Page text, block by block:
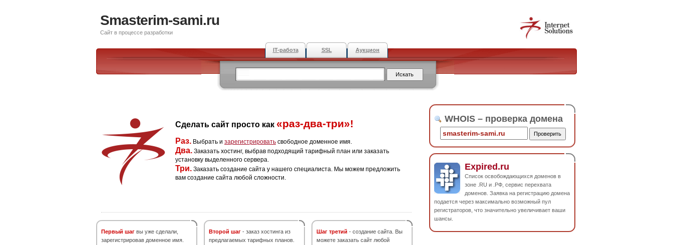
Smasterim-sami.ru
Сайт в процессе разработки
IT-работа SSL Аукцион
Сделать сайт просто как «раз-два-три»!
Раз. Выбрать и зарегистрировать свободное доменное имя.
Два. Заказать хостинг, выбрав подходящий тарифный план или заказать
установку выделенного сервера.
Три. Заказать создание сайта у нашего специалиста. Мы можем предложить
вам создание сайта любой сложности.
Первый шаг вы уже сделали,
зарегистрировав доменное имя.
Второй шаг - заказ хостинга из
предлагаемых тарифных планов.
Шаг третий - создание сайта. Вы
можете заказать сайт любой
WHOIS – проверка домена
Expired.ru
Список освобождающихся доменов в
зоне .RU и .РФ, сервис перехвата
доменов. Заявка на регистрацию домена
подается через максимально возможный пул
регистраторов, что значительно увеличивает ваши
шансы.